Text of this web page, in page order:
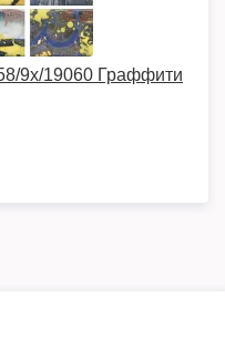
9x/19060 Граффити